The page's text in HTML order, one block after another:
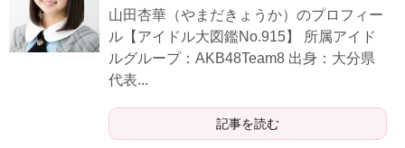
山田杏華（やまだきょうか）のプロフィー
ル【アイドル大図鑑No.915】 所属アイド
ルグループ：AKB48Team8 出身：大分県
代表...
記事を読む